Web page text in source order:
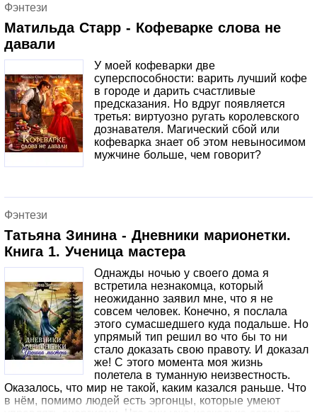
так тянется душа, и с кем рядом желает биться сердце. В
том, для кого я всего лишь марионетка. Но даже это ещё
не всё, ведь оказалось, что меня ищут опасные люди. И
если найдут А вот об этом лучше даже не думать.
Вторая книга трилогии.*авторские расы*городское
фэнтези*опасные
приключения*сверхспособности*дружба и
любовьТрилогия косвенно входит в Карильский цикл.
Фэнтези
Матильда Старр - Кофеварке слова не
давали
У моей кофеварки две
суперспособности: варить лучший кофе
в городе и дарить счастливые
предсказания. Но вдруг появляется
третья: виртуозно ругать королевского
дознавателя. Магический сбой или
кофеварка знает об этом невыносимом
мужчине больше, чем говорит?
Фэнтези
Татьяна Зинина - Дневники марионетки.
Книга 1. Ученица мастера
Однажды ночью у своего дома я
встретила незнакомца, который
неожиданно заявил мне, что я не
совсем человек. Конечно, я послала
этого сумасшедшего куда подальше. Но
упрямый тип решил во что бы то ни
стало доказать свою правоту. И доказал
же! С этого момента моя жизнь
полетела в туманную неизвестность.
Оказалось, что мир не такой, каким казался раньше. Что
в нём, помимо людей есть эргонцы, которые умеют
управлять энергиями. Что они уже несколько сотен лет